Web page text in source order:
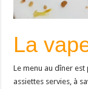
La
Le menu au dîner
assiettes servies, à